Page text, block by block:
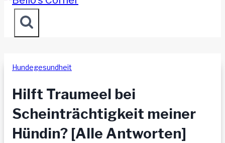
Hundegesundheit
Hilft Traumeel bei
Scheinträchtigkeit meiner
Hündin? [Alle Antworten]